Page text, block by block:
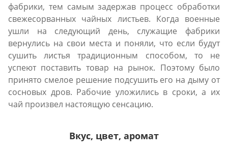
фабрики, тем самым задержав процесс обработки
свежесорванных чайных листьев. Когда военные
ушли на следующий день, служащие фабрики
вернулись на свои места и поняли, что если будут
сушить листья традиционным способом, то не
успеют поставить товар на рынок. Поэтому было
принято смелое решение подсушить его на дыму от
сосновых дров. Рабочие уложились в сроки, а их
чай произвел настоящую сенсацию.
Вкус, цвет, аромат